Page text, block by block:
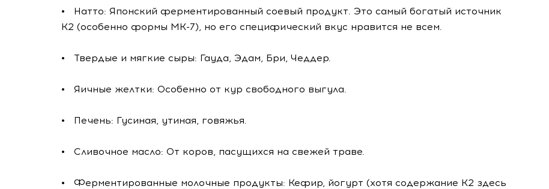
• Натто: Японский ферментированный соевый продукт. Это самый богатый источник
К2 (особенно формы МК-7), но его специфический вкус нравится не всем.
• Твердые и мягкие сыры: Гауда, Эдам, Бри, Чеддер.
• Яичные желтки: Особенно от кур свободного выгула.
• Печень: Гусиная, утиная, говяжья.
• Сливочное масло: От коров, пасущихся на свежей траве.
• Ферментированные молочные продукты: Кефир, йогурт (хотя содержание К2 здесь